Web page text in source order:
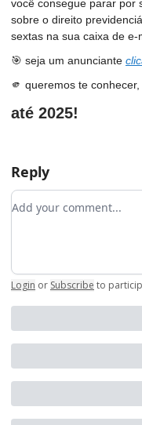
você consegue parar por
sobre o direito
sextas na sua caixa de e-
🎯 seja um anunciante
🫵 queremos te conhecer,
até 2025!
Reply
Add your comment
Login or Subscribe to